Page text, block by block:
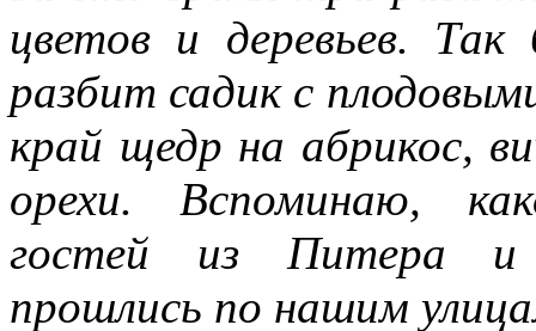
цветов и деревьев.
разбит садик с
край щедр на абрикос,
орехи. Вспоминаю,
гостей из Питера и
прошлись по нашим